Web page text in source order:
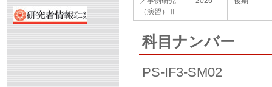
（演習）Ⅱ
科目ナンバー
PS-IF3-SM02